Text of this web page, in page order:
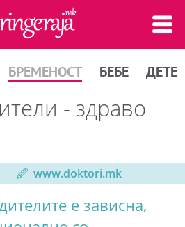
БРЕМЕНОСТ БЕБЕ ДЕТЕ
- здраво
www.doktori.mk
е зависна,